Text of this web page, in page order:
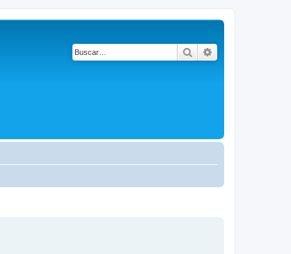
Buscar